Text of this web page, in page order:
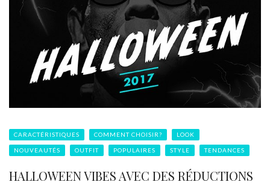
CARACTÉRISTIQUES COMMENT CHOISIR? LOOK
NOUVEAUTÉS OUTFIT POPULAIRES STYLE TENDANCES
HALLOWEEN VIBES AVEC DES RÉDUCTIONS